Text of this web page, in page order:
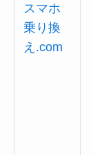
スマホ
乗り換
え.com